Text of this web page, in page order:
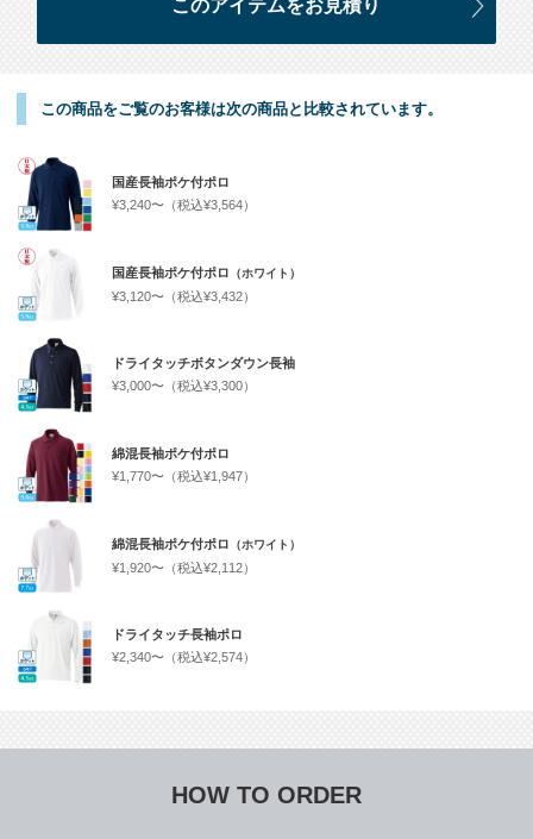
この商品をご覧のお客様は次の商品と比較されています。
国産長袖ポケ付ポロ
¥3,240〜（税込¥3,564）
国産長袖ポケ付ポロ （ホワイト）
¥3,120〜（税込¥3,432）
ドライタッチボタンダウン長袖
¥3,000〜（税込¥3,300）
綿混長袖ポケ付ポロ
¥1,770〜（税込¥1,947）
綿混長袖ポケ付ポロ （ホワイト）
¥1,920〜（税込¥2,112）
ドライタッチ長袖ポロ
¥2,340〜（税込¥2,574）
HOW TO ORDER